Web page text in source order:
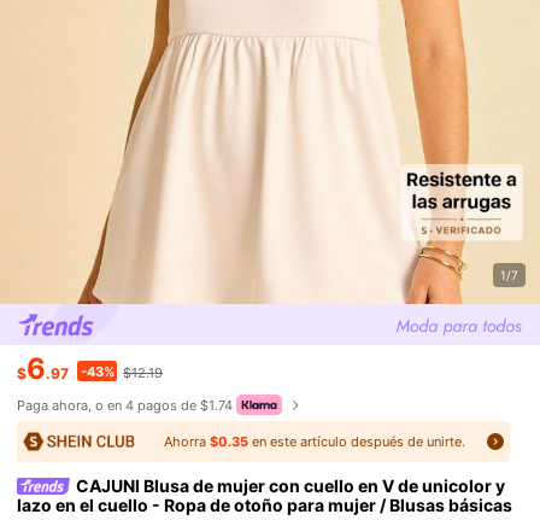
1/7
$6.97 -43% $12.19
Paga ahora, o en 4 pagos de $1.74
Ahorra $0.35en este artículo después de unirte.
CAJUNI Blusa de mujer con cuello en V de unicolor y
lazo en el cuello - Ropa de otoño para mujer / Blusas básicas